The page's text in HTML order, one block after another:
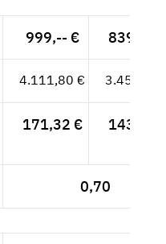
999,-- € 839,50
4.111,80 € 3.455,29
171,32 € 143,97
0,70